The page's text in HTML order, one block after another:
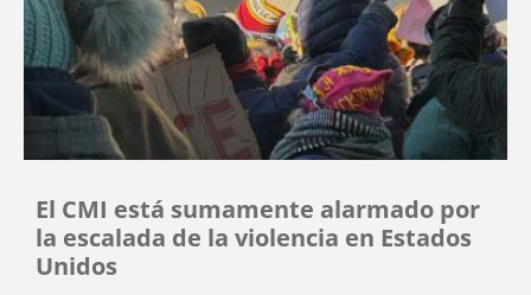
El CMI está sumamente alarmado por
la escalada de la violencia en Estados
Unidos